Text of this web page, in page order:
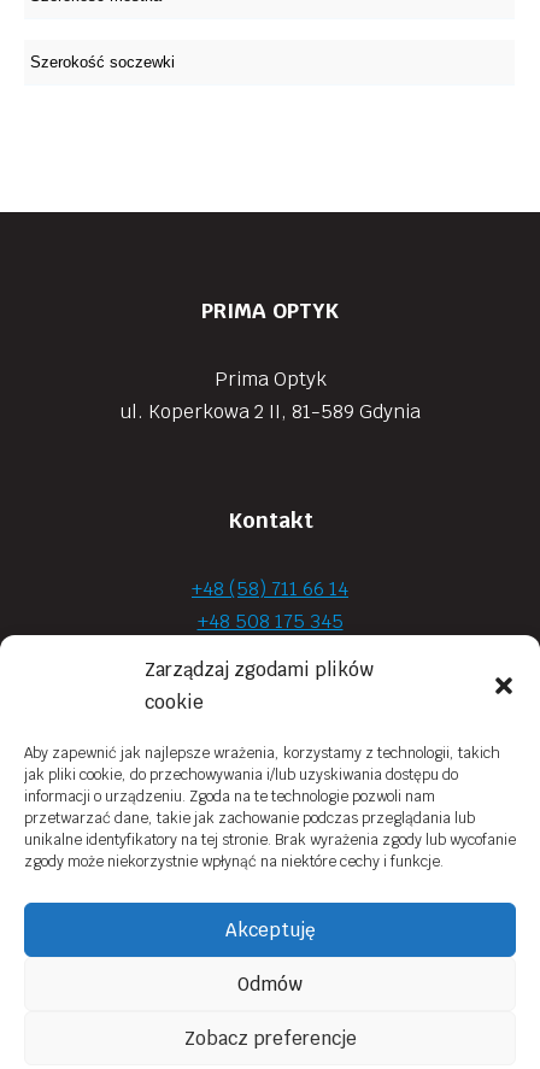
Zarządzaj zgodami plików
cookie
Aby zapewnić jak najlepsze wrażenia, korzystamy z technologii, takich
jak pliki cookie, do przechowywania i/lub uzyskiwania dostępu do
informacji o urządzeniu. Zgoda na te technologie pozwoli nam
przetwarzać dane, takie jak zachowanie podczas przeglądania lub
unikalne identyfikatory na tej stronie. Brak wyrażenia zgody lub wycofanie
zgody może niekorzystnie wpłynąć na niektóre cechy i funkcje.
Akceptuję
Odmów
Zobacz preferencje
PRIMA OPTYK
Prima Optyk
ul. Koperkowa 2 II, 81-589 Gdynia
Kontakt
+48 (58) 711 66 14
+48 508 175 345
+48 720 870 590
prima.optyk@gmail.com
Moje konto
Obowiązek Informacyjny
Polityka prywatności
Regulamin sklepu online